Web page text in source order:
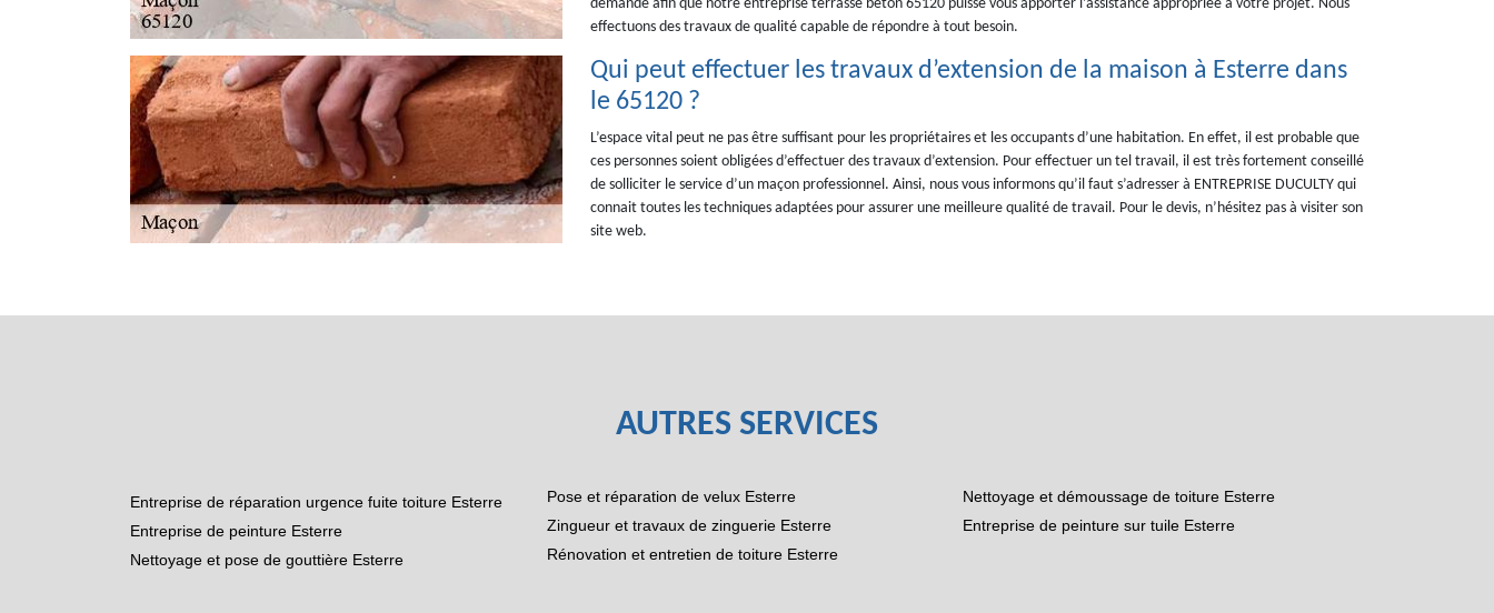
demande afin que notre entreprise terrasse béton 65120 puisse vous apporter l’assistance appropriée à votre projet. Nous
effectuons des travaux de qualité capable de répondre à tout besoin.
Qui peut effectuer les travaux d’extension de la maison à Esterre dans
le 65120 ?
L’espace vital peut ne pas être suffisant pour les propriétaires et les occupants d’une habitation. En effet, il est probable que
ces personnes soient obligées d’effectuer des travaux d’extension. Pour effectuer un tel travail, il est très fortement conseillé
de solliciter le service d’un maçon professionnel. Ainsi, nous vous informons qu’il faut s’adresser à ENTREPRISE DUCULTY qui
connait toutes les techniques adaptées pour assurer une meilleure qualité de travail. Pour le devis, n’hésitez pas à visiter son
site web.
AUTRES SERVICES
Entreprise de réparation urgence fuite toiture Esterre
Entreprise de peinture Esterre
Nettoyage et pose de gouttière Esterre
Pose et réparation de velux Esterre
Zingueur et travaux de zinguerie Esterre
Rénovation et entretien de toiture Esterre
Nettoyage et démoussage de toiture Esterre
Entreprise de peinture sur tuile Esterre